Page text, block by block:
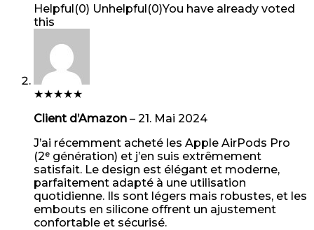
Helpful(0) Unhelpful(0)You have already voted
this
★★★★★
Client d’Amazon – 21. Mai 2024
J’ai récemment acheté les Apple AirPods Pro
(2ᵉ génération) et j’en suis extrêmement
satisfait. Le design est élégant et moderne,
parfaitement adapté à une utilisation
quotidienne. Ils sont légers mais robustes, et les
embouts en silicone offrent un ajustement
confortable et sécurisé.